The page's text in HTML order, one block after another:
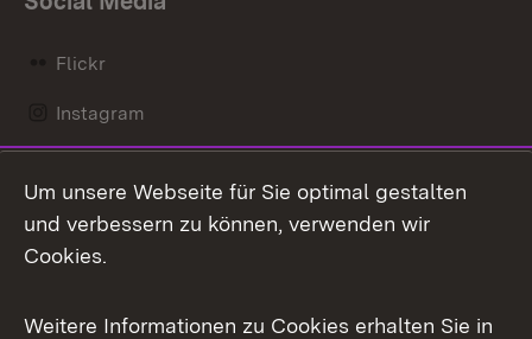
Flickr
Instagram
Mastodon
Messenger
Social Wall
Um unsere Webseite für Sie optimal gestalten
und verbessern zu können, verwenden wir
Cookies.
Weitere Informationen zu Cookies erhalten Sie in